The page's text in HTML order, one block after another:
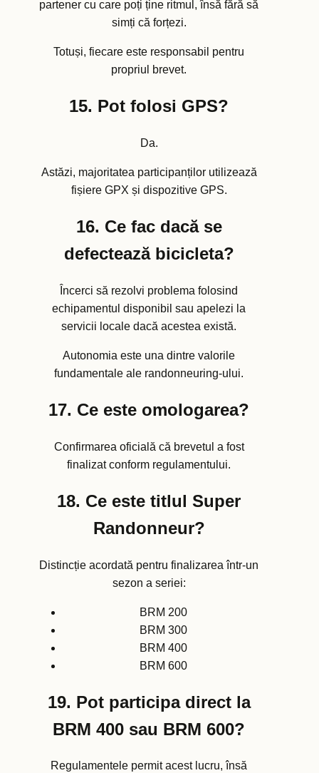
partener cu care poți ține ritmul, însă fără să
simți că forțezi.
Totuși, fiecare este responsabil pentru
propriul brevet.
15. Pot folosi GPS?
Da.
Astăzi, majoritatea participanților utilizează
fișiere GPX și dispozitive GPS.
16. Ce fac dacă se
defectează bicicleta?
Încerci să rezolvi problema folosind
echipamentul disponibil sau apelezi la
servicii locale dacă acestea există.
Autonomia este una dintre valorile
fundamentale ale randonneuring-ului.
17. Ce este omologarea?
Confirmarea oficială că brevetul a fost
finalizat conform regulamentului.
18. Ce este titlul Super
Randonneur?
Distincție acordată pentru finalizarea într-un
sezon a seriei:
BRM 200
BRM 300
BRM 400
BRM 600
19. Pot participa direct la
BRM 400 sau BRM 600?
Regulamentele permit acest lucru, însă